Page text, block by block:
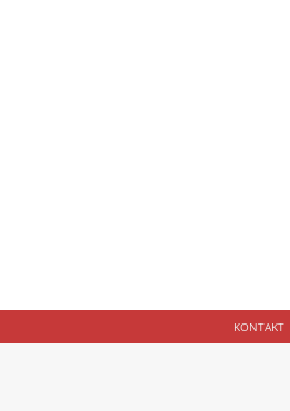
KONTAKT